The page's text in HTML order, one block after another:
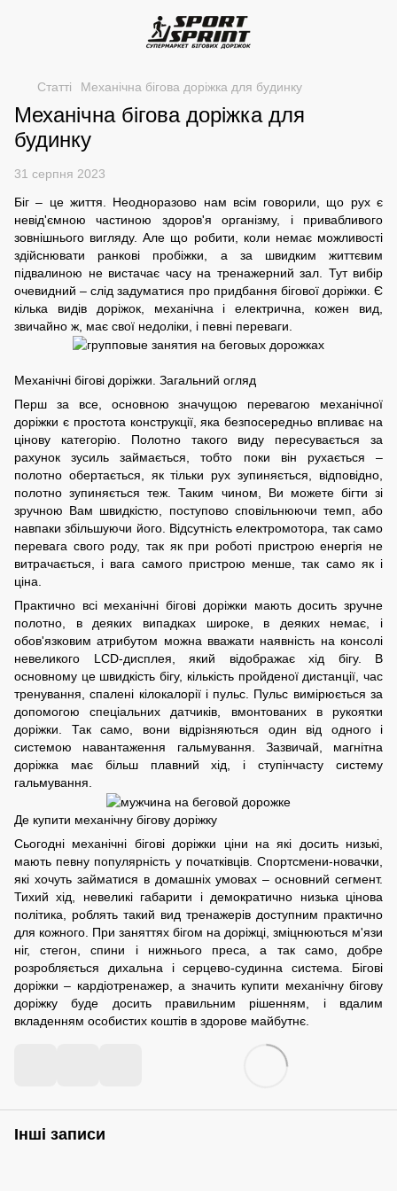
Статті Механічна бігова доріжка для будинку
Механічна бігова доріжка для
будинку
31 серпня 2023
Біг – це життя. Неодноразово нам всім говорили, що рух є
невід'ємною частиною здоров'я організму, і привабливого
зовнішнього вигляду. Але що робити, коли немає можливості
здійснювати ранкові пробіжки, а за швидким життєвим
підвалиною не вистачає часу на тренажерний зал. Тут вибір
очевидний – слід задуматися про придбання бігової доріжки. Є
кілька видів доріжок, механічна і електрична, кожен вид,
звичайно ж, має свої недоліки, і певні переваги.
Механічні бігові доріжки. Загальний огляд
Перш за все, основною значущою перевагою механічної
доріжки є простота конструкції, яка безпосередньо впливає на
цінову категорію. Полотно такого виду пересувається за
рахунок зусиль займається, тобто поки він рухається –
полотно обертається, як тільки рух зупиняється, відповідно,
полотно зупиняється теж. Таким чином, Ви можете бігти зі
зручною Вам швидкістю, поступово сповільнюючи темп, або
навпаки збільшуючи його. Відсутність електромотора, так само
перевага свого роду, так як при роботі пристрою енергія не
витрачається, і вага самого пристрою менше, так само як і
ціна.
Практично всі механічні бігові доріжки мають досить зручне
полотно, в деяких випадках широке, в деяких немає, і
обов'язковим атрибутом можна вважати наявність на консолі
невеликого LCD-дисплея, який відображає хід бігу. В
основному це швидкість бігу, кількість пройденої дистанції, час
тренування, спалені кілокалорії і пульс. Пульс вимірюється за
допомогою спеціальних датчиків, вмонтованих в рукоятки
доріжки. Так само, вони відрізняються один від одного і
системою навантаження гальмування. Зазвичай, магнітна
доріжка має більш плавний хід, і ступінчасту систему
гальмування.
Де купити механічну бігову доріжку
Сьогодні механічні бігові доріжки ціни на які досить низькі,
мають певну популярність у початківців. Спортсмени-новачки,
які хочуть займатися в домашніх умовах – основний сегмент.
Тихий хід, невеликі габарити і демократично низька цінова
політика, роблять такий вид тренажерів доступним практично
для кожного. При заняттях бігом на доріжці, зміцнюються м'язи
ніг, стегон, спини і нижнього преса, а так само, добре
розробляється дихальна і серцево-судинна система. Бігові
доріжки – кардіотренажер, а значить купити механічну бігову
доріжку буде досить правильним рішенням, і вдалим
вкладенням особистих коштів в здорове майбутнє.
Інші записи